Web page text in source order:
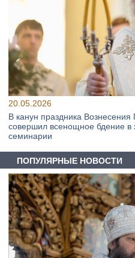
20.05.2026
В канун праздника
совершил всенощное бдение в
семинарии
ПОПУЛЯРНЫЕ НОВОСТИ